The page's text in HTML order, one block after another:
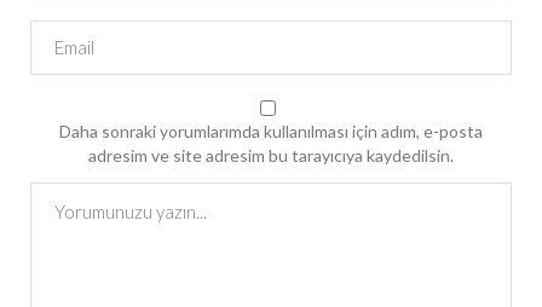
Daha sonraki yorumlarımda kullanılması için adım, e-posta
adresim ve site adresim bu tarayıcıya kaydedilsin.